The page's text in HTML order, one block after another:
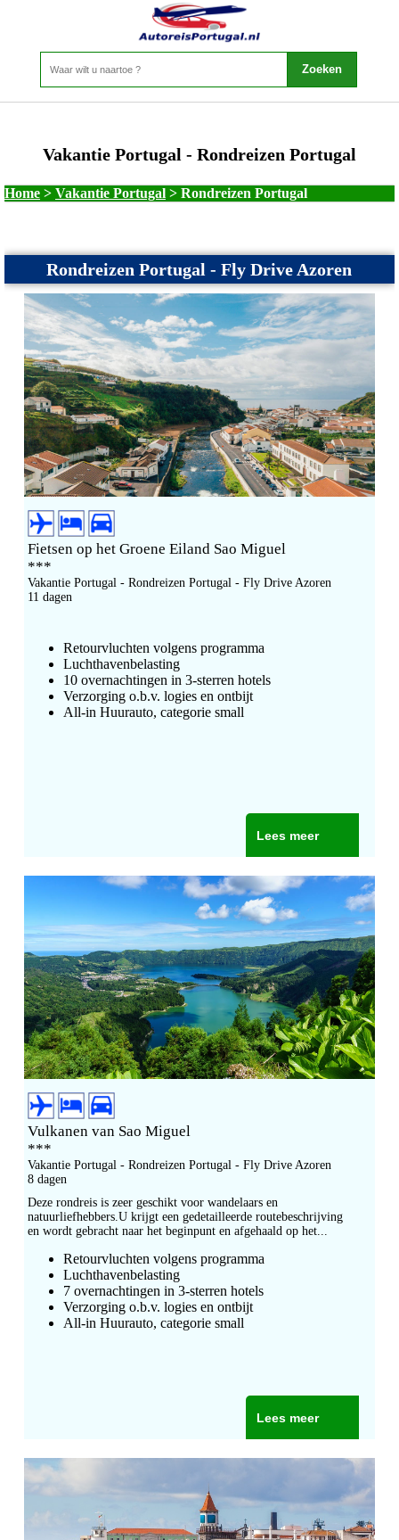
Vakantie Portugal - Rondreizen Portugal
Home > Vakantie Portugal > Rondreizen Portugal
Rondreizen Portugal - Fly Drive Azoren
Fietsen op het Groene Eiland Sao Miguel
***
Vakantie Portugal - Rondreizen Portugal - Fly Drive Azoren
11 dagen
Retourvluchten volgens programma
Luchthavenbelasting
10overnachtingen in 3-sterren hotels
Verzorging o.b.v. logies en ontbijt
All-in Huurauto, categorie small
Lees meer
Vulkanen van Sao Miguel
***
Vakantie Portugal - Rondreizen Portugal - Fly Drive Azoren
8 dagen
Deze rondreis is zeer geschikt voor wandelaars en
natuurliefhebbers.U krijgt een gedetailleerde routebeschrijving
en wordt gebracht naar het beginpunt en afgehaald op het...
Retourvluchten volgens programma
Luchthavenbelasting
7overnachtingen in 3-sterren hotels
Verzorging o.b.v. logies en ontbijt
All-in Huurauto, categorie small
Lees meer